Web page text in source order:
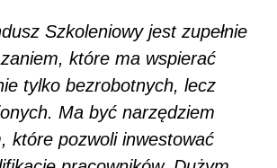
Szkoleniowy jest zupełnie
które ma wspierać
tylko bezrobotnych, lecz
Ma być narzędziem
które pozwoli inwestować